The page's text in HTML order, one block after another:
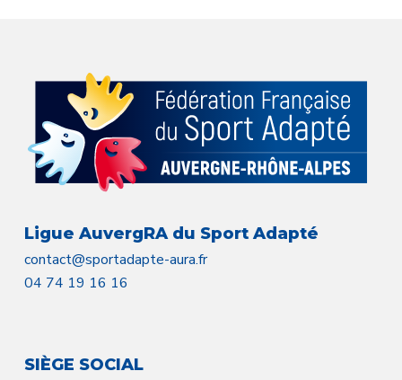
Ligue AuvergRA du Sport Adapté
contact@sportadapte-aura.fr
04 74 19 16 16
SIÈGE SOCIAL